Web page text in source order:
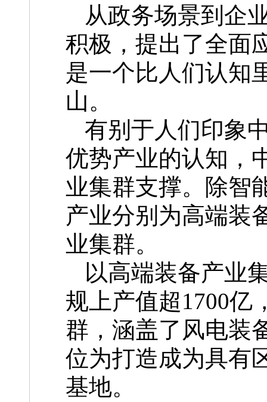
从政务场景到企
积极，提出了全面
是一个比人们认知
山。
有别于人们印象
优势产业的认知，
业集群支撑。除智
产业分别为高端装
业集群。
以高端装备产业
规上产值超1700亿
群，涵盖了风电装
位为打造成为具有
基地。